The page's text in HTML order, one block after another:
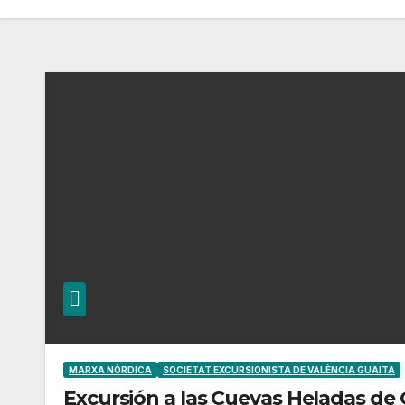
MARXA NÒRDICA SOCIETAT EXCURSIONISTA DE VALÈNCIA GUAITA
Excursión a las Cuevas Heladas de